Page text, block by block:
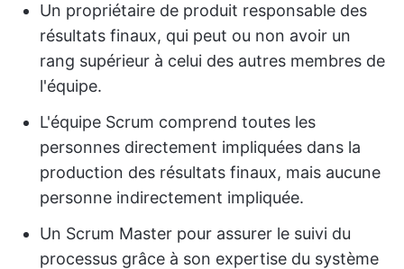
Un propriétaire de produit responsable des
résultats finaux, qui peut ou non avoir un
rang supérieur à celui des autres membres de
l'équipe.
L'équipe Scrum comprend toutes les
personnes directement impliquées dans la
production des résultats finaux, mais aucune
personne indirectement impliquée.
Un Scrum Master pour assurer le suivi du
processus grâce à son expertise du système